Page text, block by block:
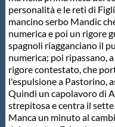
Archivio News
Flash News
Galleria fotografica
personalità e le reti di
mancino serbo Mandic
numerica e poi un rigore
spagnoli riagganciano il
numerica; poi ripassano,
rigore contestato, che
l'espulsione a Pastorino,
Quindi un capolavoro di
strepitosa e centra il
Manca un minuto al